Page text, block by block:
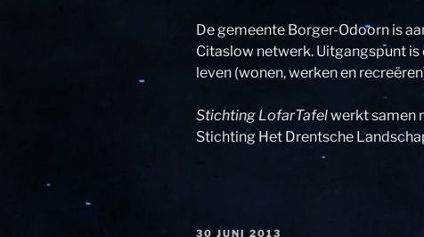
De gemeente Borger-Odoorn is
Citaslow netwerk. Uitgangspunt
leven (wonen, werken en
Stichting LofarTafelwerkt samen
Stichting Het Drentsche
GEPLAATST
30 JUNI 2013